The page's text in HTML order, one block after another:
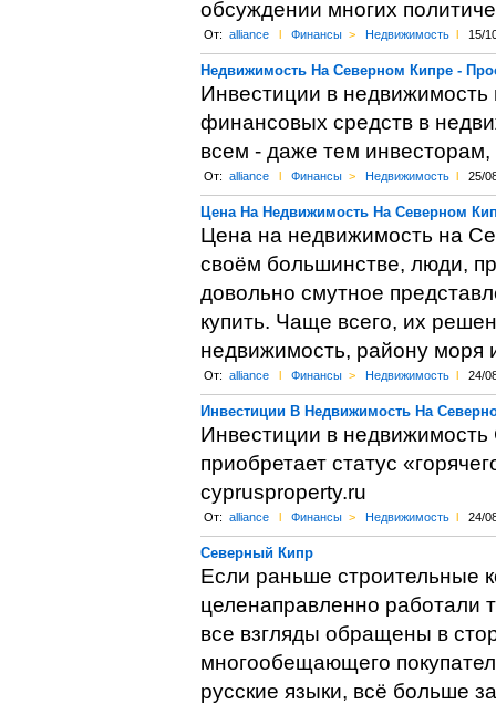
обсуждении многих
От: alliance l Финансы > Недвижимость l 15/
Недвижимость На Северном Кипре -
Инвестиции в
финансовых средств в
всем - даже тем
От: alliance l Финансы > Недвижимость l 25/
Цена На Недвижимость На Северном
Цена на недвижимость на
своём большинстве, люди,
довольно смутное
купить. Чаще всего, их
недвижимость, району моря
От: alliance l Финансы > Недвижимость l 24/
Инвестиции В Недвижимость На
Инвестиции в
приобретает статус
cyprusproperty.ru
От: alliance l Финансы > Недвижимость l 24/
Северный Кипр
Если раньше строительные
целенаправленно работали
все взгляды обращены в
многообещающего
русские языки, всё больше